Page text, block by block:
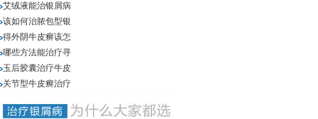
艾绒液能治银屑病
该如何治脓包型银
得外阴牛皮癣该怎
哪些方法能治疗寻
玉后胶囊治疗牛皮
关节型牛皮癣治疗